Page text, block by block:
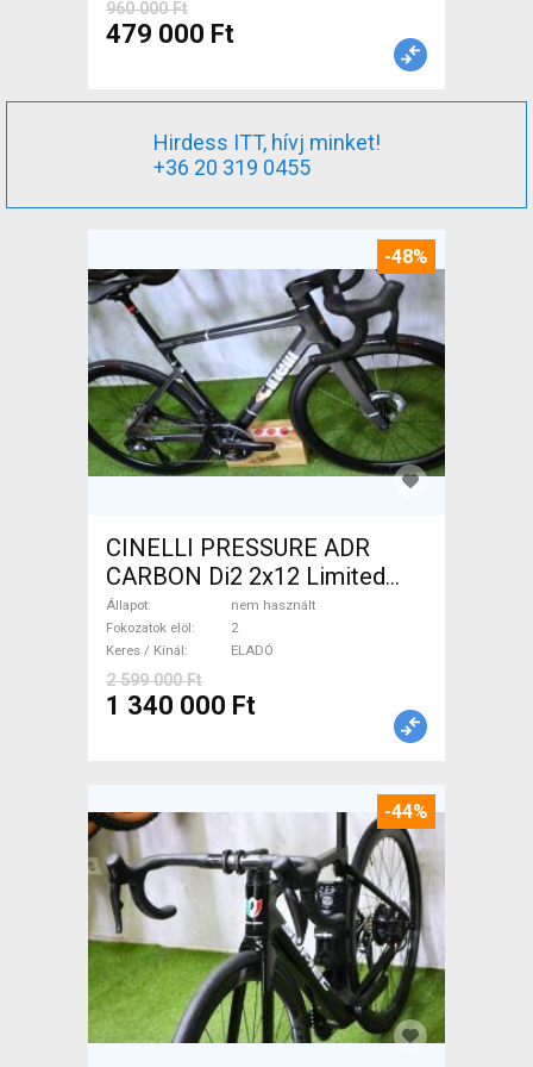
960 000 Ft
479 000 Ft
Hirdess ITT, hívj minket!
+36 20 319 0455
-48%
CINELLI PRESSURE ADR
CARBON Di2 2x12 Limited
1of50 0km ÚJ! Országúti
tárcsafék nem használt
ELADÓ
Állapot
nem használt
Fokozatok elöl
2
Keres / Kínál
ELADÓ
2 599 000 Ft
1 340 000 Ft
-44%